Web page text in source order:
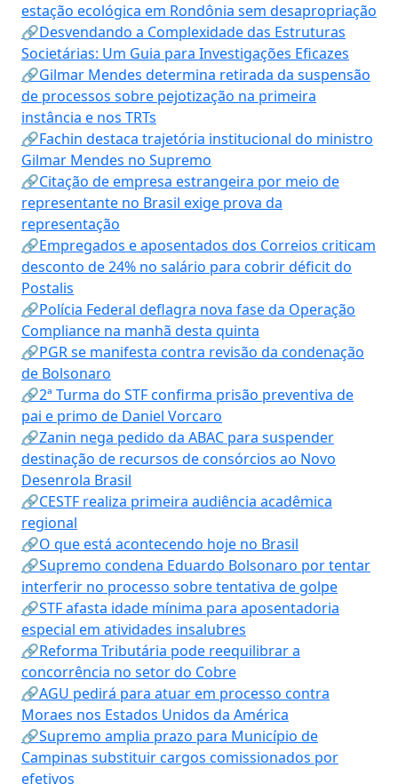
estação ecológica em Rondônia sem desapropriação
🔗Desvendando a Complexidade das Estruturas
Societárias: Um Guia para Investigações Eficazes
🔗Gilmar Mendes determina retirada da suspensão
de processos sobre pejotização na primeira
instância e nos TRTs
🔗Fachin destaca trajetória institucional do ministro
Gilmar Mendes no Supremo
🔗Citação de empresa estrangeira por meio de
representante no Brasil exige prova da
representação
🔗Empregados e aposentados dos Correios criticam
desconto de 24% no salário para cobrir déficit do
Postalis
🔗Polícia Federal deflagra nova fase da Operação
Compliance na manhã desta quinta
🔗PGR se manifesta contra revisão da condenação
de Bolsonaro
🔗2ª Turma do STF confirma prisão preventiva de
pai e primo de Daniel Vorcaro
🔗Zanin nega pedido da ABAC para suspender
destinação de recursos de consórcios ao Novo
Desenrola Brasil
🔗CESTF realiza primeira audiência acadêmica
regional
🔗O que está acontecendo hoje no Brasil
🔗Supremo condena Eduardo Bolsonaro por tentar
interferir no processo sobre tentativa de golpe
🔗STF afasta idade mínima para aposentadoria
especial em atividades insalubres
🔗Reforma Tributária pode reequilibrar a
concorrência no setor do Cobre
🔗AGU pedirá para atuar em processo contra
Moraes nos Estados Unidos da América
🔗Supremo amplia prazo para Município de
Campinas substituir cargos comissionados por
efetivos